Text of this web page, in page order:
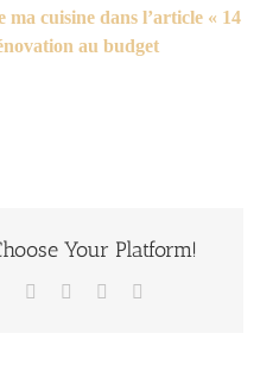
ma cuisine dans l’article « 14
au budget
Your Platform!
LinkedIn
TumblrPinterest